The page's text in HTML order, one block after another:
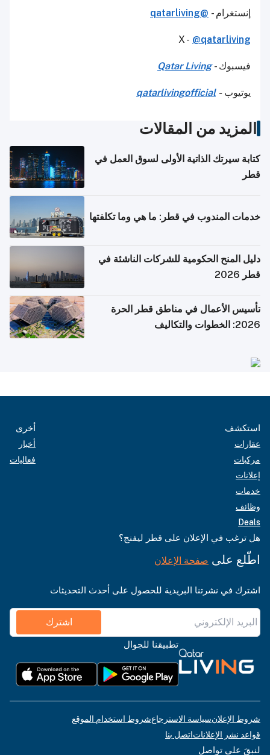
إنستغرام - @qatarliving
X - @qatarliving
فيسبوك -Qatar Living
يوتيوب-
qatarlivingofficial
المزيد من المقالات
كتابة سيرتك الذاتية الأولى لسوق العمل في
قطر
خدمات المندوب في قطر: ما هي وما تكلفتها
دليل المنح الحكومية للشركات الناشئة في
قطر 2026
تأسيس الأعمال في مناطق قطر الحرة
2026: الخطوات والتكاليف
استكشف
عقارات
مركبات
إعلانات
خدمات
وظائف
Deals
أخرى
أخبار
فعاليات
هل ترغب في الإعلان على قطر ليفنج؟
اطّلع على صفحة الإعلان
اشترك في نشرتنا البريدية للحصول على أحدث التحديثات
اشترك
تطبيقنا للجوال
شروط الإعلانسياسة الاسترجاعشروط استخدام الموقع
قواعد نشر الإعلاناتاتصل بنا
لنبقَ على تواصل